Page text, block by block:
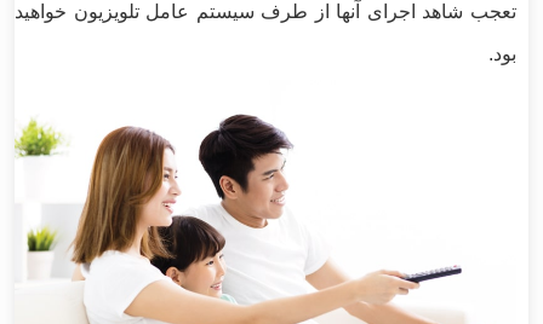
تعجب شاهد اجرای آنها از طرف سیستم عامل تلویزیون خواهید
بود.